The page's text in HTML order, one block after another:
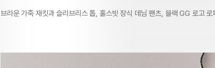
브라운 가죽 재킷과 슬리브리스 톱, 홀스빗 장식 데님 팬츠, 블랙 GG 로고